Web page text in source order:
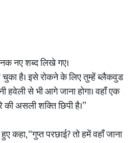
नए शब्द लिखे गए।
है। इसे रोकने के लिए तुम्हें ब्लैकवुड
हवेली से भी आगे जाना होगा। वहाँ एक
असली शक्ति छिपी है।”
कहा, “गुप्त परछाई? तो हमें वहाँ जाना